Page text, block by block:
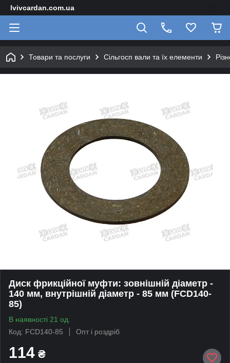
lvivcardan.com.ua
Товари та послуги Сільгосп вали та їх елементи
Диск фрикційної муфти: зовнішній діаметр -
140 мм, внутрішній діаметр - 85 мм (FCD140-
85)
В наявності 21 од.
Код: FCD140-85
Опт і роздріб
114 ₴